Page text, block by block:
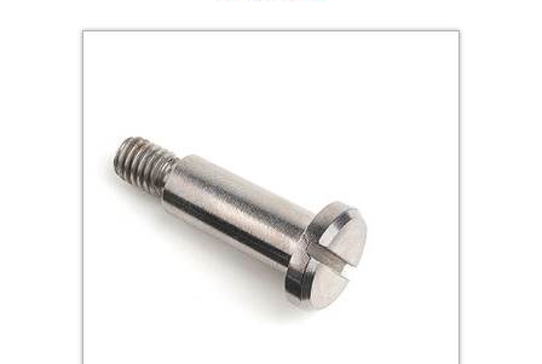
Инструмент
Крюки, кольца с метрической резьбой
Крюки, кольца с шурупной резьбой